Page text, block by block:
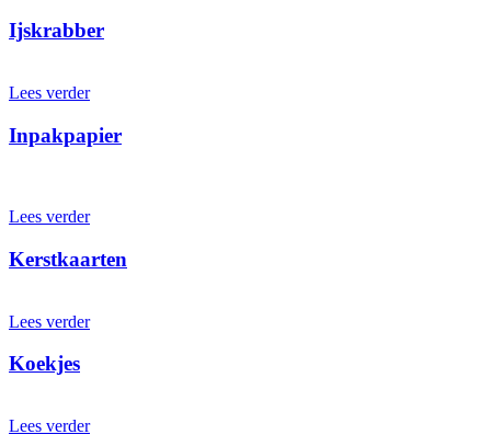
Ijskrabber
Lees verder
Inpakpapier
Lees verder
Kerstkaarten
Lees verder
Koekjes
Lees verder